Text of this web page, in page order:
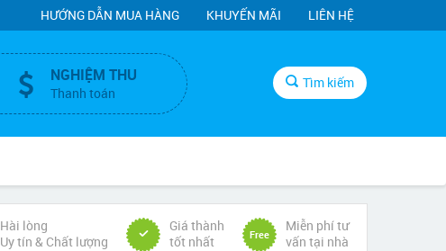
HƯỚNG DẪN MUA HÀNG KHUYẾN MÃI LIÊN HỆ
NGHIỆM THU
Thanh toán
Tìm kiếm
Hài lòng
Uy tín & Chất lượng
Giá thành
tốt nhất
Free
Miễn phí tư
vấn tại nhà